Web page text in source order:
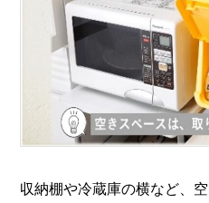
収納棚や冷蔵庫の横など、